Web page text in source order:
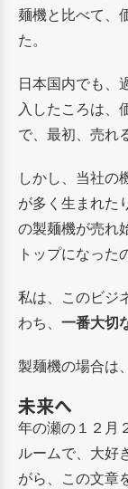
麺機と比べて、
た。
日本国内でも、
入したころは、
で、最初、売れ
しかし、当社の
が多く生まれた
の製麺機が売れ
トップになった
私は、このビジ
わち、 一番大切
製麺機の場合は
未来へ
年の瀬の１２月
ルームで、大好
がら、この文章